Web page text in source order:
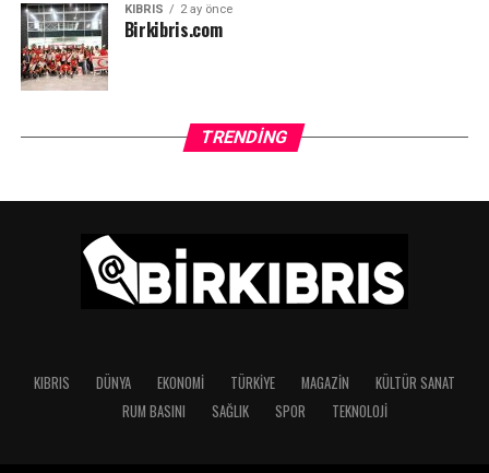
KIBRIS 2 ay önce
Birkibris.com
TRENDING
KIBRIS DÜNYA EKONOMI TÜRKIYE MAGAZIN
KÜLTÜR SANAT
RUM BASINI
SAĞLIK SPOR TEKNOLOJI